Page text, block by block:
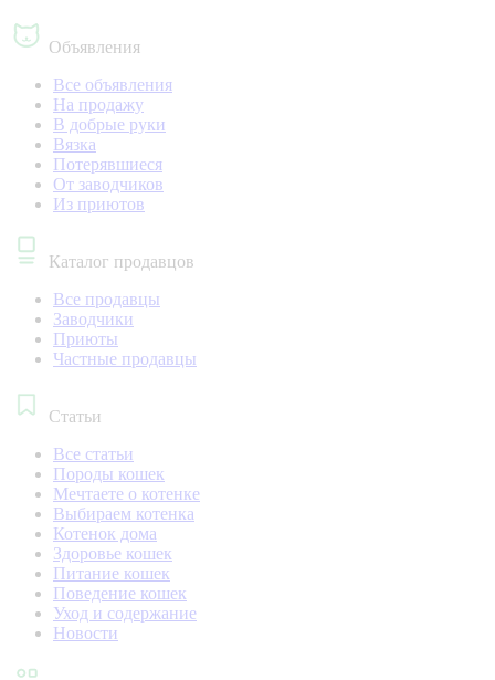
Объявления
Все объявления
На продажу
В добрые руки
Вязка
Потерявшиеся
От заводчиков
Из приютов
Каталог продавцов
Все продавцы
Заводчики
Приюты
Частные продавцы
Статьи
Все статьи
Породы кошек
Мечтаете о котенке
Выбираем котенка
Котенок дома
Здоровье кошек
Питание кошек
Поведение кошек
Уход и содержание
Новости